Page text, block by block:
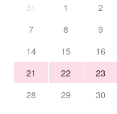
31 1 2
7
8 9
14
15 16
21
22 23
28
29 30